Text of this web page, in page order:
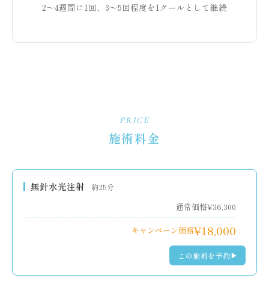
2〜4週間に1回、3〜5回程度を1クールとして継続
PRICE
施術料金
無針水光注射 約25分
通常価格¥36,300
キャンペーン価格¥18,000
この施術を予約▶